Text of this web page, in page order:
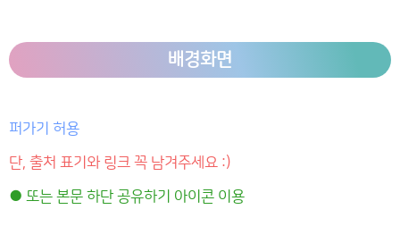
배경화면
퍼가기 허용
단, 출처 표기와 링크 꼭 남겨주세요 :)
● 또는 본문 하단 공유하기 아이콘 이용